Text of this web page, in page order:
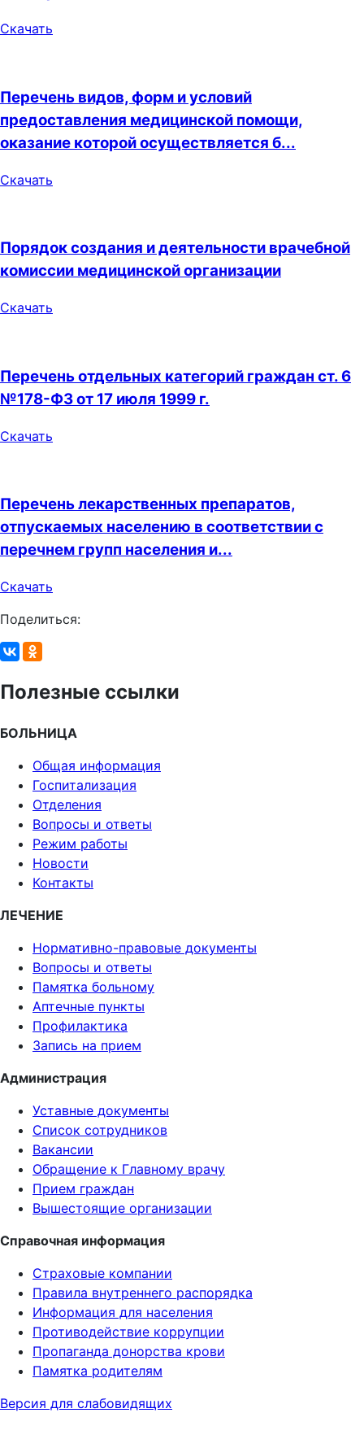
Скачать
Перечень видов, форм и условий
предоставления медицинской помощи,
оказание которой осуществляется б...
Скачать
Порядок создания и деятельности врачебной
комиссии медицинской организации
Скачать
Перечень отдельных категорий граждан ст. 6
№178-ФЗ от 17 июля 1999 г.
Скачать
Перечень лекарственных препаратов,
отпускаемых населению в соответствии с
перечнем групп населения и...
Скачать
Поделиться:
Полезные ссылки
БОЛЬНИЦА
Общая информация
Госпитализация
Отделения
Вопросы и ответы
Режим работы
Новости
Контакты
ЛЕЧЕНИЕ
Нормативно-правовые документы
Вопросы и ответы
Памятка больному
Аптечные пункты
Профилактика
Запись на прием
Администрация
Уставные документы
Список сотрудников
Вакансии
Обращение к Главному врачу
Прием граждан
Вышестоящие организации
Справочная информация
Страховые компании
Правила внутреннего распорядка
Информация для населения
Противодействие коррупции
Пропаганда донорства крови
Памятка родителям
Версия для слабовидящих